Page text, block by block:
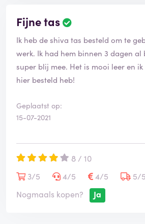
Fijne tas
Ik heb de shiva tas besteld om te
werk. Ik had hem binnen 3 dagen al
super blij mee. Het is mooi leer en
hier besteld heb!
Geplaatst op:
15-07-2021
8 / 10
3/5
4/5 4/5
5/5
Nogmaals kopen?
Ja